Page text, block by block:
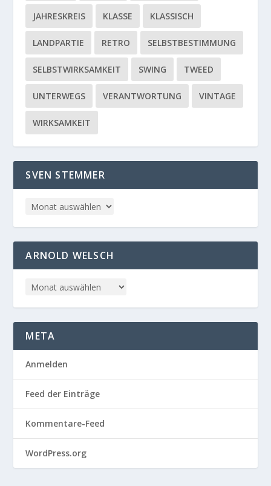
JAHRESKREIS KLASSE KLASSISCH
LANDPARTIE RETRO SELBSTBESTIMMUNG
SELBSTWIRKSAMKEIT SWING TWEED
UNTERWEGS VERANTWORTUNG VINTAGE
WIRKSAMKEIT
SVEN STEMMER
ARNOLD WELSCH
META
Anmelden
Feed der Einträge
Kommentare-Feed
WordPress.org